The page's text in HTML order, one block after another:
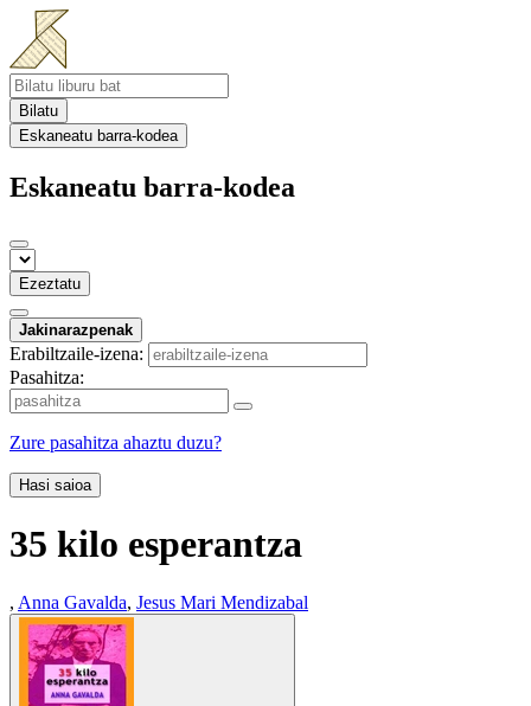
Bilatu
Eskaneatu barra-kodea
Eskaneatu barra-kodea
Ezeztatu
Jakinarazpenak
Erabiltzaile-izena:
Pasahitza:
Zure pasahitza ahaztu duzu?
Hasi saioa
35 kilo esperantza
, Anna Gavalda, Jesus Mari Mendizabal